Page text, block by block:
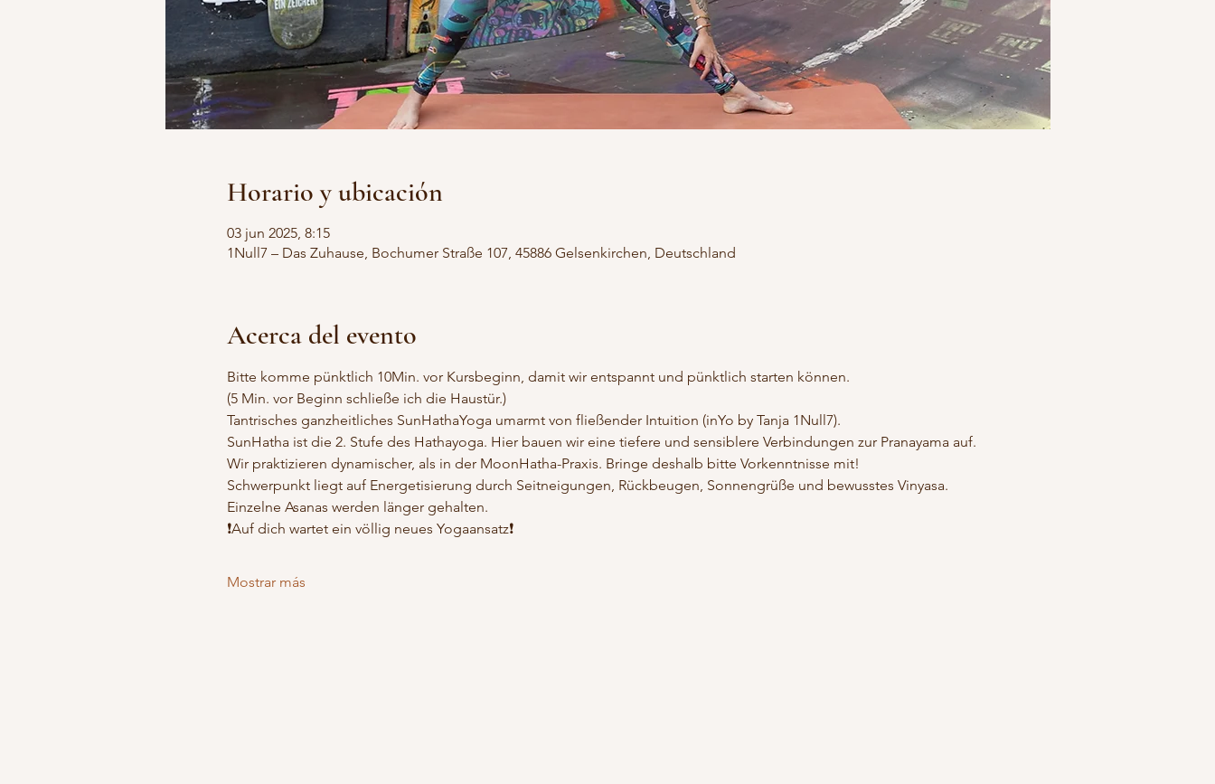
Horario y ubicación
03 jun 2025, 8:15
1Null7 – Das Zuhause, Bochumer Straße 107, 45886 Gelsenkirchen, Deutschland
Acerca del evento
Bitte komme pünktlich 10Min. vor Kursbeginn, damit wir entspannt und pünktlich starten können.
(5 Min. vor Beginn schließe ich die Haustür.)
Tantrisches ganzheitliches SunHathaYoga umarmt von fließender Intuition (inYo by Tanja 1Null7).
SunHatha ist die 2. Stufe des Hathayoga. Hier bauen wir eine tiefere und sensiblere Verbindungen zur Pranayama auf.
Wir praktizieren dynamischer, als in der MoonHatha-Praxis. Bringe deshalb bitte Vorkenntnisse mit!
Schwerpunkt liegt auf Energetisierung durch Seitneigungen, Rückbeugen, Sonnengrüße und bewusstes Vinyasa.
Einzelne Asanas werden länger gehalten.
❗️Auf dich wartet ein völlig neues Yogaansatz❗️
Mostrar más